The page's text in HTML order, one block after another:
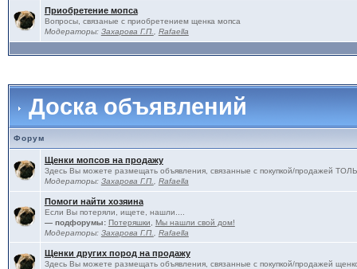
Приобретение мопса
Вопросы, связаные с приобретением щенка мопса
Модераторы: Захарова Г.П. Rafaella
Доска объявлений
Форум
Щенки мопсов на продажу
Здесь Вы можете размещать объявления, связанные с покупкой/продажей
Модераторы: Захарова Г.П. Rafaella
Помоги найти хозяина
Если Вы потеряли, ищете, нашли....
— подфорумы: Потеряшки
Мы нашли свой дом!
Модераторы: Захарова Г.П. Rafaella
Щенки других пород на продажу
Здесь Вы можете размещать объявления, связанные с покупкой/продажей